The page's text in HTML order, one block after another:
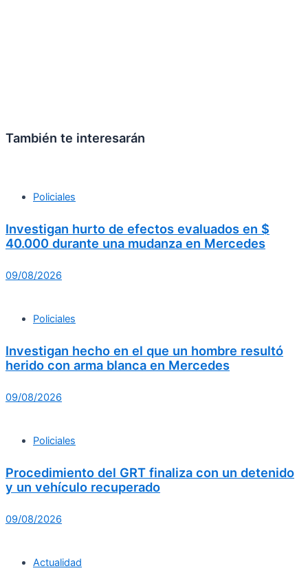
También te interesarán
Policiales
Investigan hurto de efectos evaluados en $
40.000 durante una mudanza en Mercedes
09/08/2026
Policiales
Investigan hecho en el que un hombre resultó
herido con arma blanca en Mercedes
09/08/2026
Policiales
Procedimiento del GRT finaliza con un detenido
y un vehículo recuperado
09/08/2026
Actualidad